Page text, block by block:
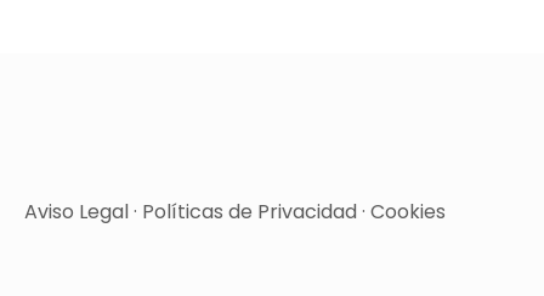
Aviso Legal· Políticas de Privacidad· Cookies